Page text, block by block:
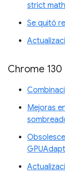
strict math
Se quitó
Chrome 130
Mejoras